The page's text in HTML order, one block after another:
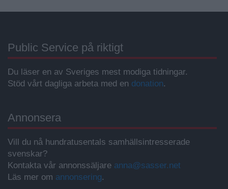
Public Service på riktigt
Du läser en av Sveriges mest modiga tidningar.
Stöd vårt dagliga arbeta med en donation.
Annonsera
Vill du nå hundratusentals samhällsintresserade
svenskar?
Kontakta vår annonssäljare anna@sasser.net
Läs mer om annonsering.